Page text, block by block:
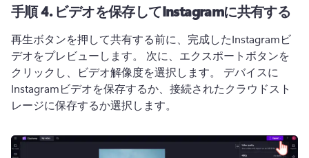
手順 4.ビデオを保存してInstagramに共有する
再生ボタンを押して共有する前に、完成したInstagramビ
デオをプレビューします。 次に、エクスポートボタンを
クリックし、ビデオ解像度を選択します。 デバイスに
Instagramビデオを保存するか、接続されたクラウドスト
レージに保存するか選択します。